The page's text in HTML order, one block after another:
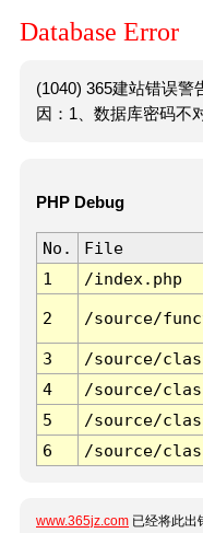
Database Error
(1040) 365建站错误警
因：1、数据库密码不
PHP Debug
No. File
1
/index.php
2 /source/
3 /source/
4
/source/
5
/source/
6
/source/
www.365jz.com 已经将此出